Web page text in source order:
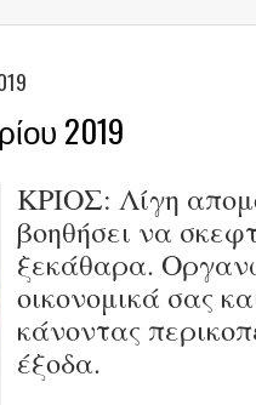
2019
ΚΡΙΟΣ: Λίγη
βοηθήσει να
ξεκάθαρα.
οικονομικά σας
κάνοντας
έξοδα.